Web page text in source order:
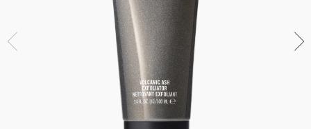
ALLE GESICHTSPRODUKTE SHOPPEN
ALLE AUGENPRODUKTE SHOPPEN
ALLE PINSEL KAUFEN